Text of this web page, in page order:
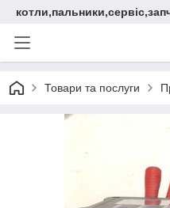
Товари та послуги